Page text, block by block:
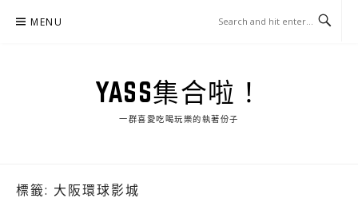
MENU
YASS集合啦！
一群喜愛吃喝玩樂的執著份子
標籤: 大阪環球影城